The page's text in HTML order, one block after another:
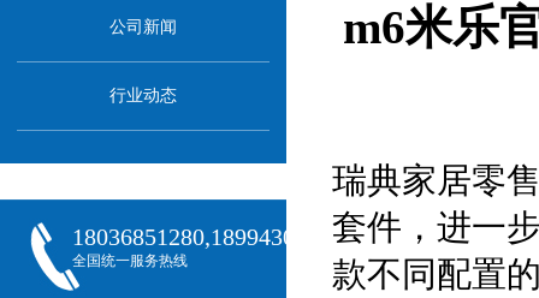
公司新闻
行业动态
18036851280,18994301288,18068407382
全国统一服务热线
m6米乐
瑞典家居零
套件，进一
款不同配置